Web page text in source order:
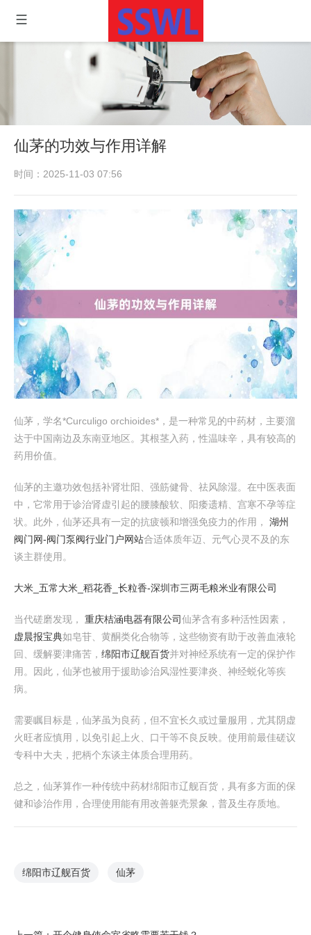
仙茅的功效与作用详解
时间：2025-11-03 07:56
仙茅，学名*Curculigo orchioides*，是一种常见的中药材，主要溜
达于中国南边及东南亚地区。其根茎入药，性温味辛，具有较高的
药用价值。
仙茅的主邀功效包括补肾壮阳、强筋健骨、祛风除湿。在中医表面
中，它常用于诊治肾虚引起的腰膝酸软、阳痿遗精、宫寒不孕等症
状。此外，仙茅还具有一定的抗疲顿和增强免疫力的作用， 湖州
阀门网-阀门泵阀行业门户网站合适体质年迈、元气心灵不及的东
谈主群使用。
大米_五常大米_稻花香_长粒香-深圳市三两毛粮米业有限公司
当代磋磨发现， 重庆桔涵电器有限公司仙茅含有多种活性因素，
虚晨报宝典如皂苷、黄酮类化合物等，这些物资有助于改善血液轮
回、缓解要津痛苦， 绵阳市辽舰百货并对神经系统有一定的保护作
用。因此，仙茅也被用于援助诊治风湿性要津炎、神经蜕化等疾
病。
需要瞩目标是，仙茅虽为良药，但不宜长久或过量服用，尤其阴虚
火旺者应慎用，以免引起上火、口干等不良反映。使用前最佳磋议
专科中大夫，把柄个东谈主体质合理用药。
总之，仙茅算作一种传统中药材绵阳市辽舰百货，具有多方面的保
健和诊治作用，合理使用能有用改善躯壳景象，普及生存质地。
绵阳市辽舰百货 仙茅